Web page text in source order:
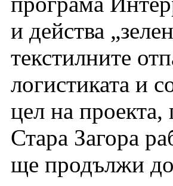
и действа
текстилните
логистиката и
цел на
Стара Загора
ще продължи